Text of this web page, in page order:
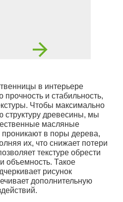
в интерьере
прочность и стабильность,
Чтобы максимально
структуру древесины, мы
масляные
проникают в поры дерева,
их, что снижает потери
текстуре обрести
объемность. Такое
рисунок
дополнительную